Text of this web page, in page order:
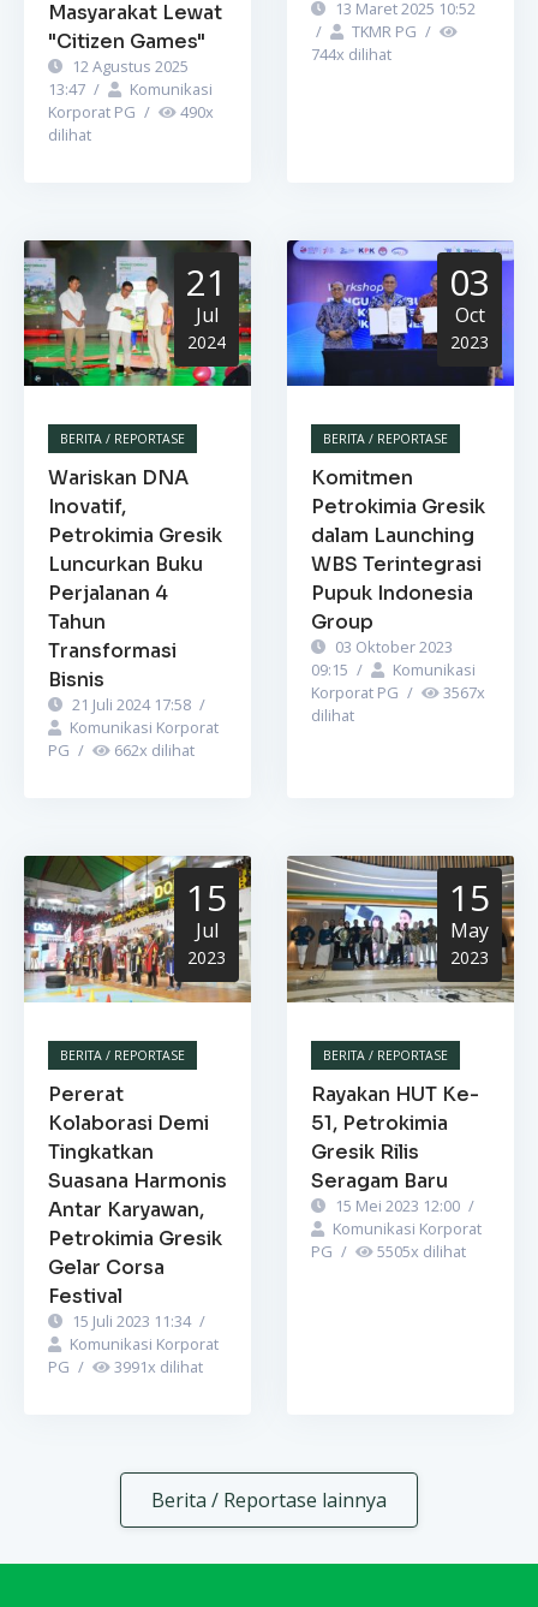
Masyarakat Lewat
"Citizen Games"
12 Agustus 2025
13:47 /
Komunikasi
Korporat PG / 490x
dilihat
13 Maret 2025 10:52
/
TKMR PG /
744x dilihat
21
Jul
2024
BERITA / REPORTASE
Wariskan DNA
Inovatif,
Petrokimia Gresik
Luncurkan Buku
Perjalanan 4
Tahun
Transformasi
Bisnis
21 Juli 2024 17:58 /
Komunikasi Korporat
PG / 662x dilihat
03
Oct
2023
BERITA / REPORTASE
Komitmen
Petrokimia Gresik
dalam Launching
WBS Terintegrasi
Pupuk Indonesia
Group
03 Oktober 2023
09:15 /
Komunikasi
Korporat PG / 3567x
dilihat
15
Jul
2023
BERITA / REPORTASE
Pererat
Kolaborasi Demi
Tingkatkan
Suasana Harmonis
Antar Karyawan,
Petrokimia Gresik
Gelar Corsa
Festival
15 Juli 2023 11:34 /
Komunikasi Korporat
PG / 3991x dilihat
15
May
2023
BERITA / REPORTASE
Rayakan HUT Ke-
51, Petrokimia
Gresik Rilis
Seragam Baru
15 Mei 2023 12:00 /
Komunikasi Korporat
PG / 5505x dilihat
Berita / Reportase lainnya